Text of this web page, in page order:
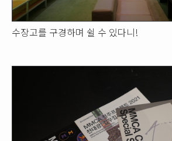
수장고를 구경하며 쉴 수 있다니!